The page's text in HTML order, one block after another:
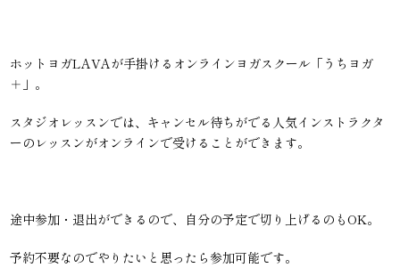
ホットヨガLAVAが手掛けるオンラインヨガスクール「うちヨガ
＋」。
スタジオレッスンでは、キャンセル待ちがでる人気インストラクタ
ーのレッスンがオンラインで受けることができます。
途中参加・退出ができるので、自分の予定で切り上げるのもOK。
予約不要なのでやりたいと思ったら参加可能です。